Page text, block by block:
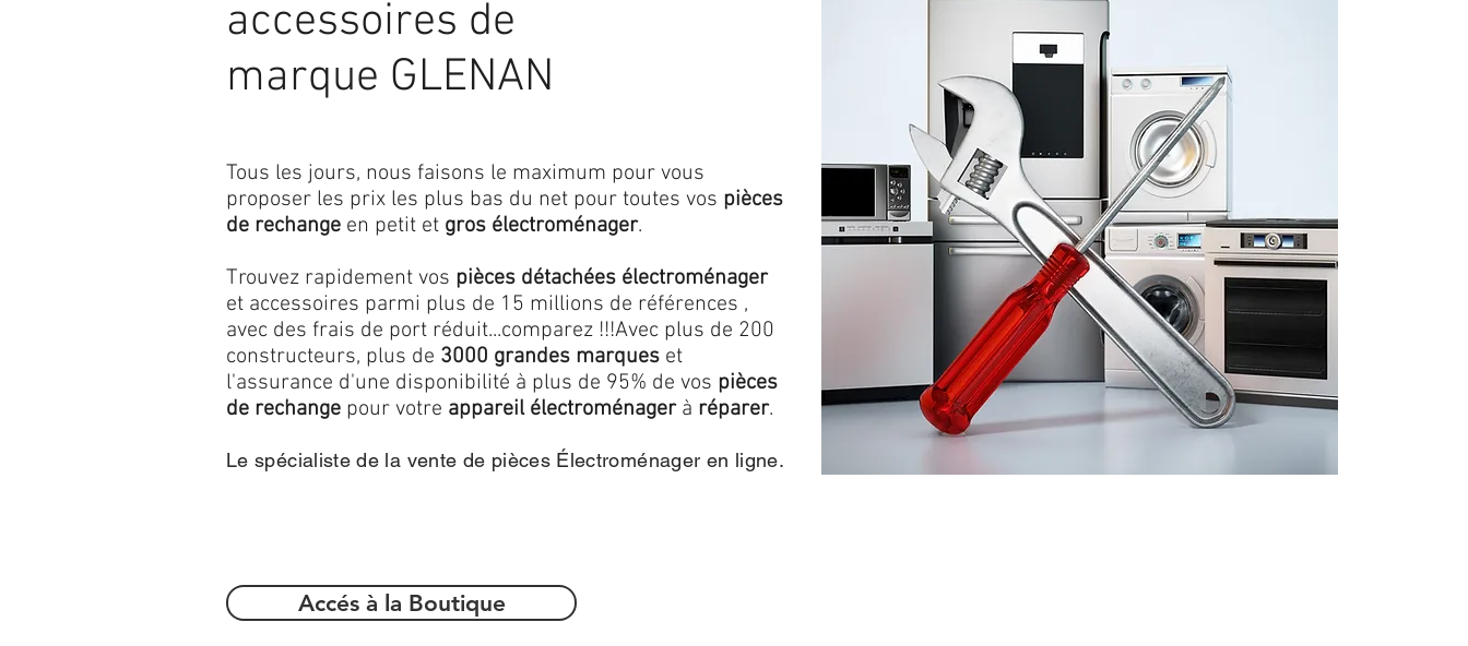
accessoires de
marque GLENAN
Accés à la Boutique
Tous les jours, nous faisons le maximum pour vous
proposer les prix les plus bas du net pour toutes vos pièces
de rechange en petit et gros électroménager.
Trouvez rapidement vos pièces détachées électroménager
et accessoires parmi plus de 15 millions de références ,
avec des frais de port réduit...comparez !!!Avec plus de 200
constructeurs, plus de 3000 grandes marques et
l'assurance d'une disponibilité à plus de 95% de vos pièces
de rechange pour votre appareil électroménagerà réparer.
Le spécialiste de la vente de pièces Électroménager en ligne.